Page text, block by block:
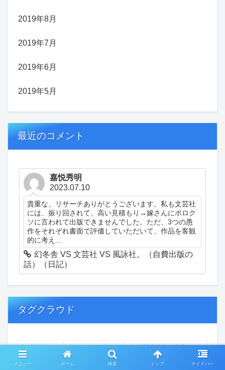
2019年8月
2019年7月
2019年6月
2019年5月
最近のコメント
嘉悦秀明
2023.07.10
貴重な、リサーチありがとうございます。私も文芸社
には、振り回されて、高い見積もり→嫁さんにボロク
ソに言われて出版できませんでした。ただ、3つの愚
作をそれぞれ書面で評価していただいて、作品を客観
的に考え...
幻冬舎 VS 文芸社 VS 風詠社。（自費出版の
話）（日記）
タグクラウド
創作 おぎゃあ 精神病患者の日常
ちょっと頭冷やそうか 一回休み ついカッとなった
メニュー ホーム 検索 トップ サイドバー